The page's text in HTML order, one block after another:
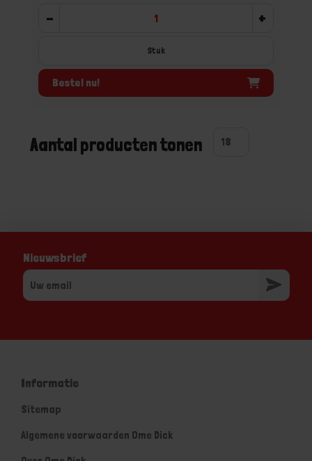
- +
Stuk
Bestel nu!
Aantal producten tonen
Nieuwsbrief
Informatie
Sitemap
Algemene voorwaarden Ome Dick